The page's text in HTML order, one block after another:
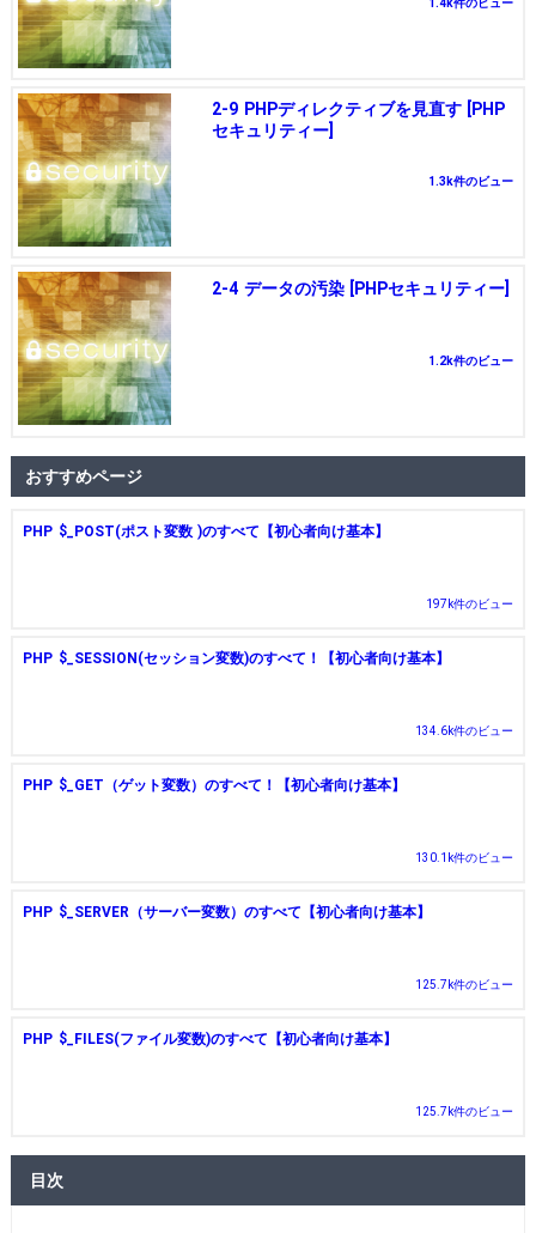
1.4k件のビュー
2-9 PHPディレクティブを見直す [PHP
セキュリティー]
1.3k件のビュー
2-4 データの汚染 [PHPセキュリティー]
1.2k件のビュー
おすすめページ
PHP $_POST(ポスト変数 )のすべて【初心者向け基本】
197k件のビュー
PHP $_SESSION(セッション変数)のすべて！【初心者向け基本】
134.6k件のビュー
PHP $_GET（ゲット変数）のすべて！【初心者向け基本】
130.1k件のビュー
PHP $_SERVER（サーバー変数）のすべて【初心者向け基本】
125.7k件のビュー
PHP $_FILES(ファイル変数)のすべて【初心者向け基本】
125.7k件のビュー
目次